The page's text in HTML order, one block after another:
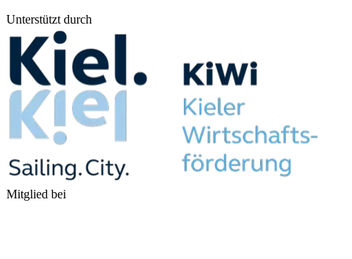
Unterstützt durch
Mitglied bei